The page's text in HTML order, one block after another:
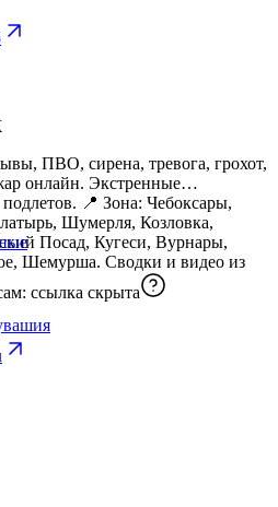
ПВО, сирена, тревога, грохот,
онлайн. Экстренные
Чебоксары,
Шумерля, Козловка,
Посад, Кугеси, Вурнары,
Шемурша. Сводки и видео из
ссылка скрыта